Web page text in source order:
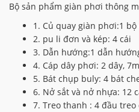
Bộ sản phẩm giàn phơi thông
1. Củ quay giàn phơi:1 bộ
2. pu li đơn và kép: 4 cái
3. Dẫn hướng:1 dẫn
4. Cáp dây phơi: 2 dây,
5. Bát chụp buly: 4 bát
6. Nở sắt và nở nhựa: 12
7. Treo thanh : 4 đầu